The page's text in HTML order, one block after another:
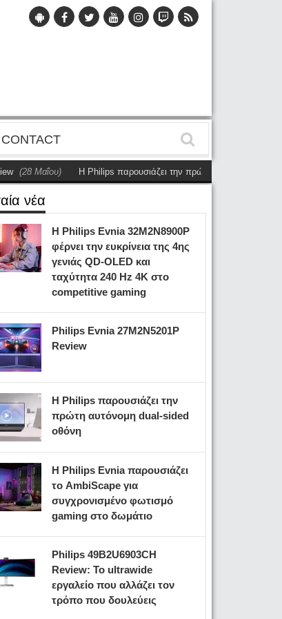
CONTACT
Η Philips παρουσιάζει την πρώτη αυτόνομη dual-sided
νέα
Η Philips Evnia 32M2N8900P
φέρνει την ευκρίνεια της 4ης
γενιάς QD-OLED και
ταχύτητα 240 Hz 4K στο
competitive gaming
Philips Evnia 27M2N5201P
Review
Η Philips παρουσιάζει την
πρώτη αυτόνομη dual-sided
οθόνη
Η Philips Evnia παρουσιάζει
το AmbiScape για
συγχρονισμένο φωτισμό
gaming στο δωμάτιο
Philips 49B2U6903CH
Review: Το ultrawide
εργαλείο που αλλάζει τον
τρόπο που δουλεύεις